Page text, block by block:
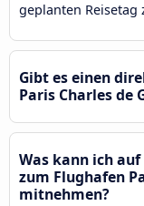
geplanten Reisetag
Gibt es einen
Paris Charles de
Was kann ich
zum Flughafen
mitnehmen?